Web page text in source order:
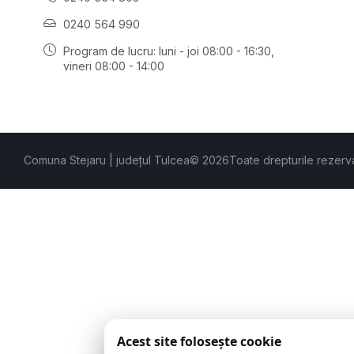
0240 564 990
Program de lucru: luni - joi 08:00 - 16:30,
vineri 08:00 - 14:00
Comuna Stejaru | județul Tulcea© 2026Toate drepturile
Acest site folosește cookie